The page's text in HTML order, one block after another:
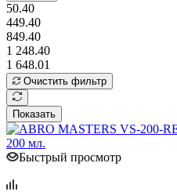
50.40
449.40
849.40
1 248.40
1 648.01
Очистить фильтр
Показать
Быстрый просмотр